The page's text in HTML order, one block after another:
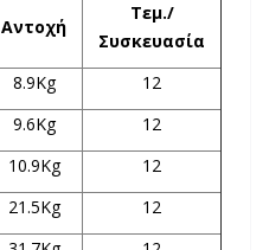
Αντοχή
Τεμ./
Συσκευασία
8.9Kg
12
9.6Kg
12
10.9Kg
12
21.5Kg
12